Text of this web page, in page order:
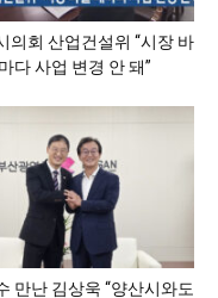
의회 산업건설위 “시장 바
다 사업 변경 안 돼”
만난 김상욱 “양산시와도